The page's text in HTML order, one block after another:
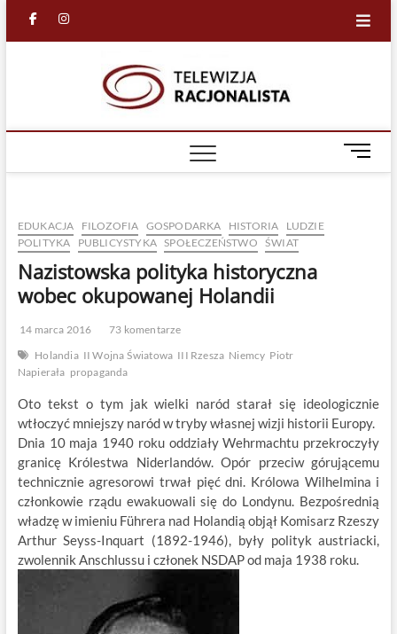
facebook
in
M
e
EDUKACJA FILOZOFIA GOSPODARKA HISTORIA
LUDZIE
POLITYKA
PUBLICYSTYKA SPOŁECZEŃSTWO ŚWIAT
Nazistowska polityka historyczna
wobec okupowanej Holandii
14 marca 2016
73 komentarze
Holandia II Wojna Światowa III Rzesza Niemcy Piotr
Napierała propaganda
Oto tekst o tym jak wielki naród starał się ideologicznie
wtłoczyć mniejszy naród w tryby własnej wizji historii Europy.
Dnia 10 maja 1940 roku oddziały Wehrmachtu przekroczyły
granicę Królestwa Niderlandów. Opór przeciw górującemu
technicznie agresorowi trwał pięć dni. Królowa Wilhelmina i
członkowie rządu ewakuowali się do Londynu. Bezpośrednią
władzę w imieniu Führera nad Holandią objął Komisarz Rzeszy
Arthur Seyss-Inquart (1892-1946), były polityk austriacki,
zwolennik Anschlussu i członek NSDAP od maja 1938 roku.